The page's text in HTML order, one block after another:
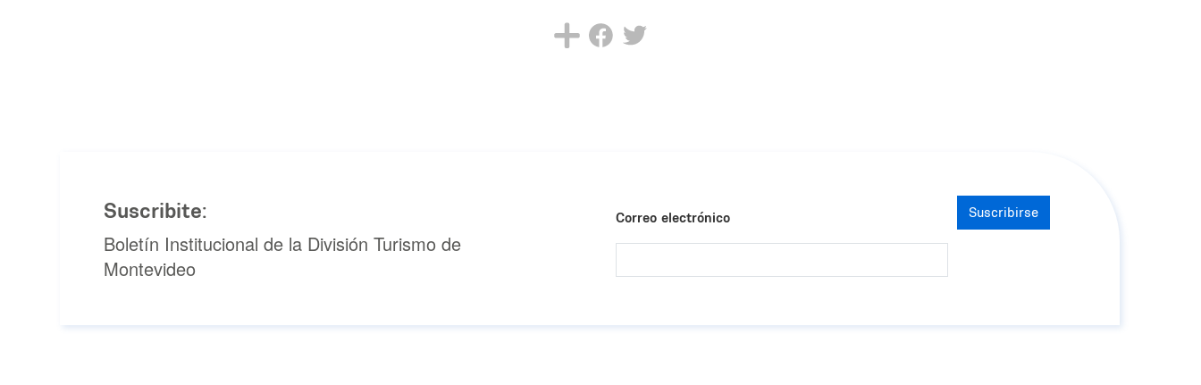
Suscribite:
Boletín Institucional de la División Turismo de
Montevideo
Correo electrónico Suscribirse